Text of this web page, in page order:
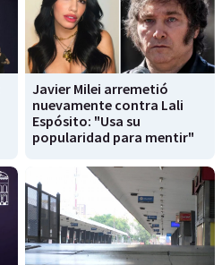
Javier Milei arremetió
nuevamente contra Lali
Espósito: "Usa su
popularidad para mentir"